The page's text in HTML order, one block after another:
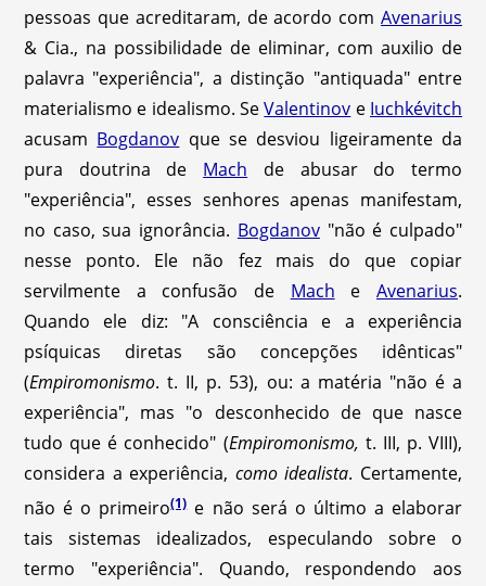
pessoas que acreditaram, de acordo com Avenarius
& Cia., na possibilidade de eliminar, com auxilio de
palavra "experiência", a distinção "antiquada" entre
materialismo e idealismo. SeValentinov e Iuchkévitch
acusam Bogdanov que se desviou ligeiramente da
pura doutrina de Mach de abusar do termo
"experiência", esses senhores apenas manifestam,
no caso, sua ignorância. Bogdanov"não é culpado"
nesse ponto. Ele não fez mais do que copiar
servilmente a confusão de Mach e Avenarius.
Quando ele diz: "A consciência e a experiência
psíquicas diretas são concepções idênticas"
(Empiromonismo. t. II, p. 53), ou: a matéria "não é a
experiência", mas "o desconhecido de que nasce
tudo que é conhecido" (Empiromonismo, t. III, p. VIII),
considera a experiência, como idealista. Certamente,
não é o primeiro(1)e não será o último a elaborar
tais sistemas idealizados, especulando sobre o
termo "experiência". Quando, respondendo aos